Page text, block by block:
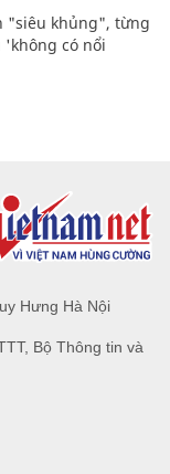
"siêu khủng", từng
'không có nổi
Hưng Hà Nội
Bộ Thông tin và